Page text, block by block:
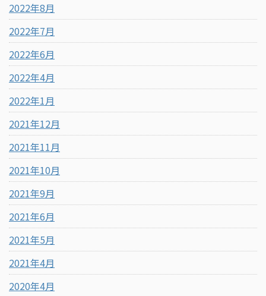
2022年8月
2022年7月
2022年6月
2022年4月
2022年1月
2021年12月
2021年11月
2021年10月
2021年9月
2021年6月
2021年5月
2021年4月
2020年4月